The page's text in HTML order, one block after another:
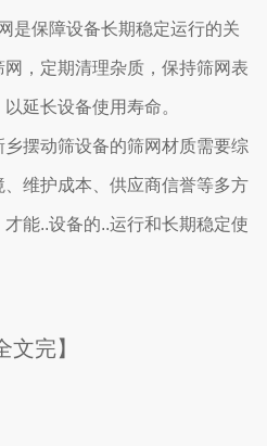
是保障设备长期稳定运行的关
，定期清理杂质，保持筛网表
延长设备使用寿命。
摆动筛设备的筛网材质需要综
维护成本、供应商信誉等多方
能..设备的..运行和长期稳定使
文完】